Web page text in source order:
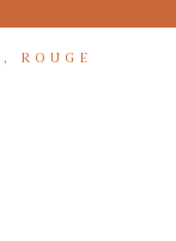
,ROUGE